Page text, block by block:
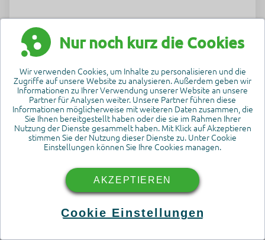
„Unser Team hat bei der Überprüfung des
endgültigen Finanzberichts für den
Trockenbau-Subunternehmer im Rahmen des
Jorvi-Krankenhausprojekts mitgewirkt. Wir
haben das neueste Architekturmodell um
Schnitte ergänzt und die Mengen der
Trockenbauelemente nach Standort
extrahiert. Diese wurden mit den vom
Auftragnehmer gemeldeten Mengen
verglichen. Es war großartig zu sehen, dass die
Ergebnisse übereinstimmten.“
Immer in Eile
Nur noch kurz die Cookies
Wir verwenden Cookies, um Inhalte zu personalisieren und die
Zugriffe auf unsere Website zu analysieren. Außerdem geben wir
Informationen zu Ihrer Verwendung unserer Website an unsere
Partner für Analysen weiter. Unsere Partner führen diese
Informationen möglicherweise mit weiteren Daten zusammen, die
Sie Ihnen bereitgestellt haben oder die sie im Rahmen Ihrer
Nutzung der Dienste gesammelt haben. Mit Klick auf Akzeptieren
stimmen Sie der Nutzung dieser Dienste zu. Unter Cookie
Einstellungen können Sie Ihre Cookies managen.
AKZEPTIEREN
Cookie Einstellungen